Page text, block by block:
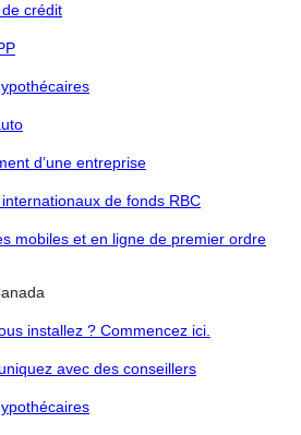
crédit
d’une entreprise
de fonds RBC
mobiles et en ligne de premier ordre
installez ? Commencez ici.
avec des conseillers